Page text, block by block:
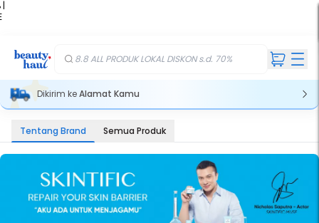
|
8.8 ALL PRODUK LOKAL DISKON s.d. 70%
Dikirim keAlamat Kamu
Tentang Brand Semua Produk